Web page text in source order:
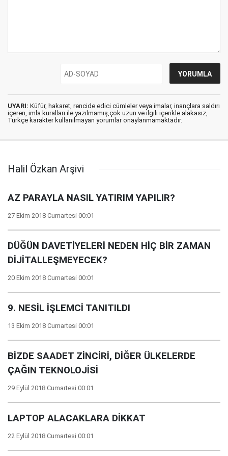
UYARI: Küfür, hakaret, rencide edici cümleler veya imalar, inançlara saldırı
içeren, imla kuralları ile yazılmamış,çok uzun ve ilgili içerikle alakasız,
Türkçe karakter kullanılmayan yorumlar onaylanmamaktadır.
Halil Özkan Arşivi
AZ PARAYLA NASIL YATIRIM YAPILIR?
27 Ekim 2018 Cumartesi 00:01
DÜĞÜN DAVETİYELERİ NEDEN HİÇ BİR ZAMAN
DİJİTALLEŞMEYECEK?
20 Ekim 2018 Cumartesi 00:01
9. NESİL İŞLEMCİ TANITILDI
13 Ekim 2018 Cumartesi 00:01
BİZDE SAADET ZİNCİRİ, DİĞER ÜLKELERDE
ÇAĞIN TEKNOLOJİSİ
29 Eylül 2018 Cumartesi 00:01
LAPTOP ALACAKLARA DİKKAT
22 Eylül 2018 Cumartesi 00:01